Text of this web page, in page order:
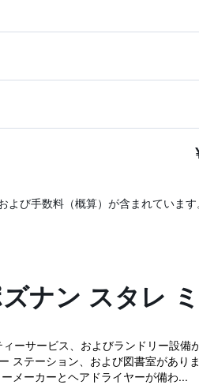
び手数料（概算）が含まれています
ナン スタレ
ーサービス、およびランドリー設備
ステーション、および図書室があ
メーカーとヘアドライヤーが備わ...